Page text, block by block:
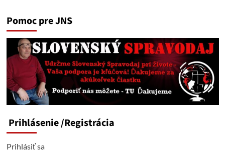
Pomoc pre JNS
Prihlásenie/Registrácia
Prihlásiť sa